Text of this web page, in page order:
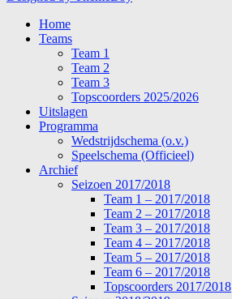
Home
Teams
Team 1
Team 2
Team 3
Topscoorders 2025/2026
Uitslagen
Programma
Wedstrijdschema (o.v.)
Speelschema (Officieel)
Archief
Seizoen 2017/2018
Team 1 – 2017/2018
Team 2 – 2017/2018
Team 3 – 2017/2018
Team 4 – 2017/2018
Team 5 – 2017/2018
Team 6 – 2017/2018
Topscoorders 2017/2018